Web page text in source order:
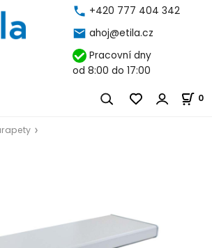
+420 777 404 342
ahoj@etila.cz
Pracovní dny
od 8:00 do 17:00
0